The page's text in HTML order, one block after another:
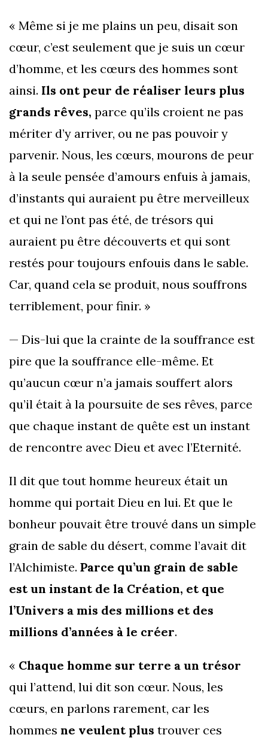
« Même si je me plains un peu, disait son
cœur, c’est seulement que je suis un cœur
d’homme, et les cœurs des hommes sont
ainsi. Ils ont peur de réaliser leurs plus
grands rêves, parce qu’ils croient ne pas
mériter d’y arriver, ou ne pas pouvoir y
parvenir. Nous, les cœurs, mourons de peur
à la seule pensée d’amours enfuis à jamais,
d’instants qui auraient pu être merveilleux
et qui ne l’ont pas été, de trésors qui
auraient pu être découverts et qui sont
restés pour toujours enfouis dans le sable.
Car, quand cela se produit, nous souffrons
terriblement, pour finir. »
— Dis-lui que la crainte de la souffrance est
pire que la souffrance elle-même. Et
qu’aucun cœur n’a jamais souffert alors
qu’il était à la poursuite de ses rêves, parce
que chaque instant de quête est un instant
de rencontre avec Dieu et avec l’Eternité.
Il dit que tout homme heureux était un
homme qui portait Dieu en lui. Et que le
bonheur pouvait être trouvé dans un simple
grain de sable du désert, comme l’avait dit
l’Alchimiste. Parce qu’un grain de sable
est un instant de la Création, et que
l’Univers a mis des millions et des
millions d’années à le créer.
« Chaque homme sur terre a un trésor
qui l’attend, lui dit son cœur. Nous, les
cœurs, en parlons rarement, car les
hommes ne veulent plus trouver ces